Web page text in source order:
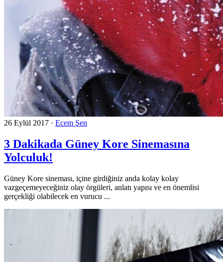
26 Eylül 2017 · Ecem Şen
3 Dakikada Güney Kore Sinemasına
Yolculuk!
Güney Kore sineması, içine girdiğiniz anda kolay kolay
vazgeçemeyeceğiniz olay örgüleri, anlatı yapısı ve en önemlisi
gerçekliği olabilecek en vurucu ...